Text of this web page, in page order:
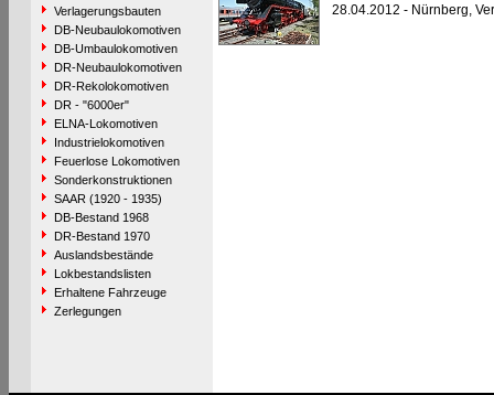
Verlagerungsbauten
DB-Neubaulokomotiven
DB-Umbaulokomotiven
DR-Neubaulokomotiven
DR-Rekolokomotiven
DR - "6000er"
ELNA-Lokomotiven
Industrielokomotiven
Feuerlose Lokomotiven
Sonderkonstruktionen
SAAR (1920 - 1935)
DB-Bestand 1968
DR-Bestand 1970
Auslandsbestände
Lokbestandslisten
Erhaltene Fahrzeuge
Zerlegungen
28.04.2012 - Nürnberg,